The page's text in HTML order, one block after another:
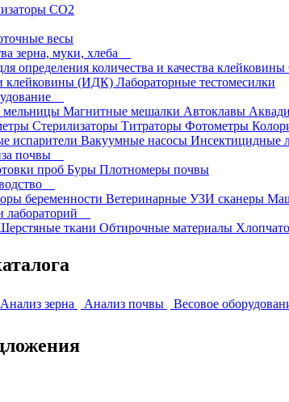
СО2
весы
зерна, муки, хлеба
определения количества и качества клейковины
клейковины (ИДК) Лабораторные тестомесилки
мельницы Магнитные мешалки Автоклавы
Стерилизаторы Титраторы Фотометры
испарители Вакуумные насосы Инсектицидные
почвы
проб Буры Плотномеры почвы
беременности Ветеринарные УЗИ сканеры
лабораторий
ткани Обтирочные материалы
Анализ зерна Анализ почвы Весовое